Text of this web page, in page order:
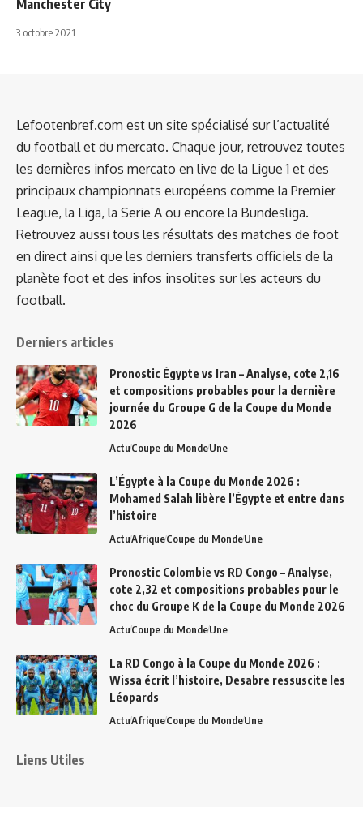
Manchester City
3 octobre 2021
Lefootenbref.com est un site spécialisé sur l’actualité
du football et du mercato. Chaque jour, retrouvez toutes
les dernières infos mercato en live de la Ligue 1 et des
principaux championnats européens comme la Premier
League, la Liga, la Serie A ou encore la Bundesliga.
Retrouvez aussi tous les résultats des matches de foot
en direct ainsi que les derniers transferts officiels de la
planète foot et des infos insolites sur les acteurs du
football.
Derniers articles
Pronostic Égypte vs Iran – Analyse, cote 2,16
et compositions probables pour la dernière
journée du Groupe G de la Coupe du Monde
2026
ActuCoupe du MondeUne
L’Égypte à la Coupe du Monde 2026 :
Mohamed Salah libère l’Égypte et entre dans
l’histoire
ActuAfriqueCoupe du MondeUne
Pronostic Colombie vs RD Congo – Analyse,
cote 2,32 et compositions probables pour le
choc du Groupe K de la Coupe du Monde 2026
ActuCoupe du MondeUne
La RD Congo à la Coupe du Monde 2026 :
Wissa écrit l’histoire, Desabre ressuscite les
Léopards
ActuAfriqueCoupe du MondeUne
Liens Utiles